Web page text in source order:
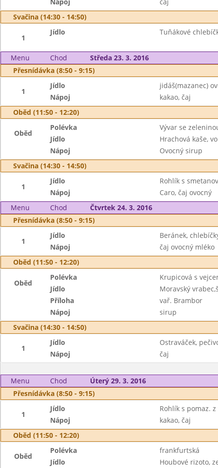
Svačina (14:30 - 14:50)
1
Jídlo Tuňákové
Menu Chod
Středa 23. 3. 2016
Přesnídávka (8:50 - 9:15)
1
Jídlo
jidáš(mazanec)
Nápoj
kakao, čaj
Oběd (11:50 - 12:20)
Oběd
Polévka
Vývar se
Jídlo
Hrachová kaše,
Nápoj
Ovocný sirup
Svačina (14:30 - 14:50)
1
Jídlo
Rohlík s
Nápoj
Caro, čaj ovocný
Menu
Chod
Čtvrtek 24. 3. 2016
Přesnídávka (8:50 - 9:15)
1
Jídlo
Beránek,
Nápoj
čaj ovocný mléko
Oběd (11:50 - 12:20)
Oběd
Polévka
Krupicová s
Jídlo
Moravský
Příloha
vař. Brambor
Nápoj
sirup
Svačina (14:30 - 14:50)
1
Jídlo
Ostraváček,
Nápoj
čaj
Menu Chod
Úterý 29. 3. 2016
Přesnídávka (8:50 - 9:15)
1
Jídlo
Rohlík s pomaz.
Nápoj
kakao, čaj
Oběd (11:50 - 12:20)
Oběd
Polévka
frankfurtská
Jídlo
Houbové rizoto,